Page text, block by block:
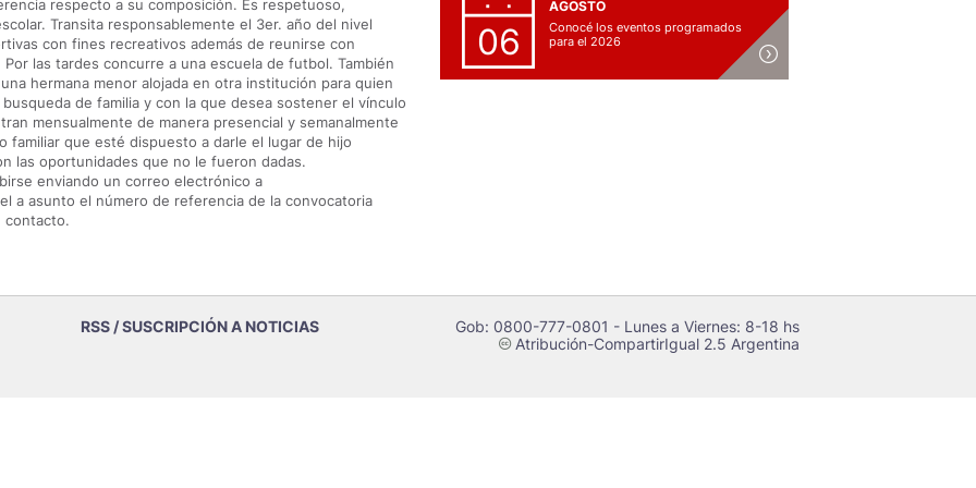
respecto a su composición. Es respetuoso,
Transita responsablemente el 3er. año del nivel
con fines recreativos además de reunirse con
las tardes concurre a una escuela de futbol. También
hermana menor alojada en otra institución para quien
de familia y con la que desea sostener el vínculo
mensualmente de manera presencial y semanalmente
familiar que esté dispuesto a darle el lugar de hijo
las oportunidades que no le fueron dadas.
enviando un correo electrónico a
a asunto el número de referencia de la convocatoria
contacto.
06
AGOSTO
Conocé los eventos programados
para el 2026
RSS / SUSCRIPCIÓN A NOTICIAS Gob: 0800-777-0801 - Lunes a Viernes: 8-18 hs
cAtribución-CompartirIgual 2.5 Argentina